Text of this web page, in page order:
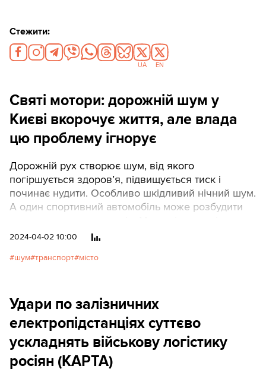
Стежити:
UA EN
Святі мотори: дорожній шум у
Києві вкорочує життя, але влада
цю проблему ігнорує
Дорожній рух створює шум, від якого
погіршується здоров’я, підвищується тиск і
починає нудити. Особливо шкідливий нічний шум.
А один спортивний автомобіль може розбудити
шуму в Києві й Празі. В обох містах встановлено
дотримуються, в Україні ні.
2024-04-02 10:00
шум транспорт місто
Удари по залізничних
електропідстанціях суттєво
ускладнять військову логістику
росіян (КАРТА)